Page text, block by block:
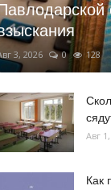
3, 2026 0 128
Авг
Как